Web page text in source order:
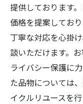
提供しております
価格を提案してお
丁寧な対応を心掛
談いただけます。
ライバシー保護に
た品物については
イクルリユースを